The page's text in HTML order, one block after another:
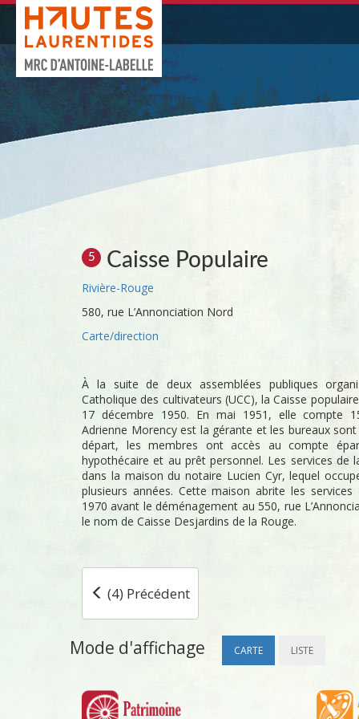
5 Caisse Populaire
Rivière-Rouge
580, rue L’Annonciation Nord
Carte/direction
À la suite de deux assemblées publiques
Catholique des cultivateurs (UCC), la Caisse
17 décembre 1950. En mai 1951, elle compte
Adrienne Morency est la gérante et les bureaux
départ, les membres ont accès au compte
hypothécaire et au prêt personnel. Les services de
dans la maison du notaire Lucien Cyr, lequel
plusieurs années. Cette maison abrite les services
1970 avant le déménagement au 550, rue
le nom de Caisse Desjardins de la Rouge.
(4) Précédent
Mode d'affichage CARTE LISTE